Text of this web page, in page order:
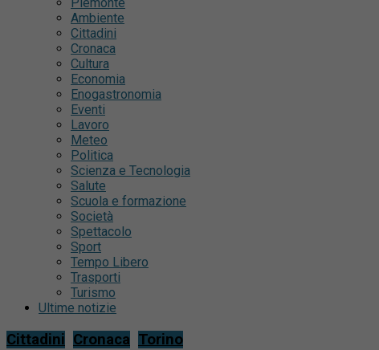
Piemonte
Ambiente
Cittadini
Cronaca
Cultura
Economia
Enogastronomia
Eventi
Lavoro
Meteo
Politica
Scienza e Tecnologia
Salute
Scuola e formazione
Società
Spettacolo
Sport
Tempo Libero
Trasporti
Turismo
Ultime notizie
Cittadini Cronaca Torino